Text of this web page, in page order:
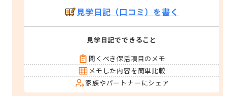
見学日記（口コミ）を書く
見学日記でできること
聞くべき保活項目のメモ
メモした内容を簡単比較
家族やパートナーにシェア